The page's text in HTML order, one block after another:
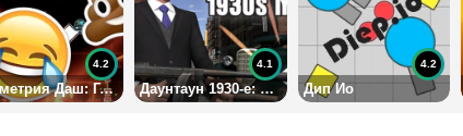
Геометрия Даш: Город Эмоджи
4.2
Даунтаун 1930-е: Мафия
4.1
Дип Ио
4.2